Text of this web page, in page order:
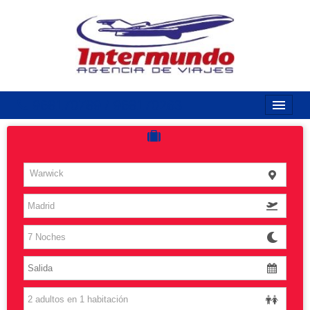
Costas
Vuelos
Islas
Caribe
Grandes Viajes
Warwick